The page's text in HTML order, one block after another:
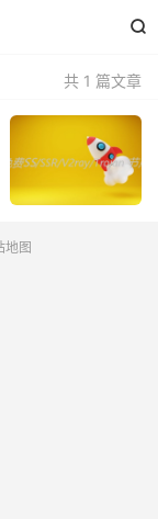

共 1 篇文章
地图